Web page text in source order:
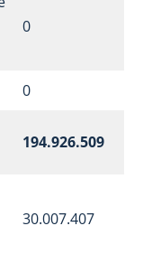
0
0
194.926.509
30.007.407